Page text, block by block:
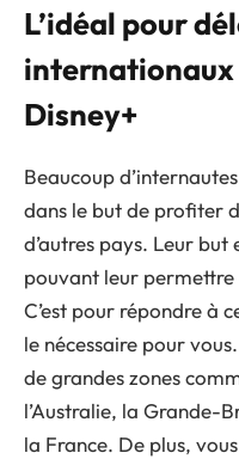
L’idéal pour
Disney+
Beaucoup
dans le but de profiter
d’autres pays. Leur
pouvant leur
C’est pour répondre à
le nécessaire pour
de grandes zones
l’Australie, la Grande-
la France. De plus,